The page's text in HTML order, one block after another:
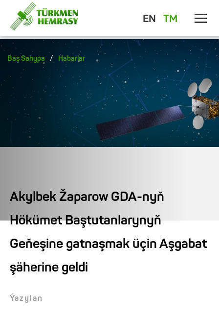
EN TM
Baş Sahypa / Habarlar
Akylbek Žaparow GDA-nyň
Hökümet Baştutanlarynyň
Geňeşine gatnaşmak üçin Aşgabat
şäherine geldi
Ýazylan